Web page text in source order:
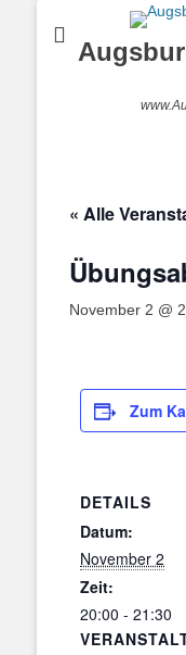
« Alle
November 2 @
Zum
DETAILS
Datum:
November 2
Zeit:
20:00 - 21:30